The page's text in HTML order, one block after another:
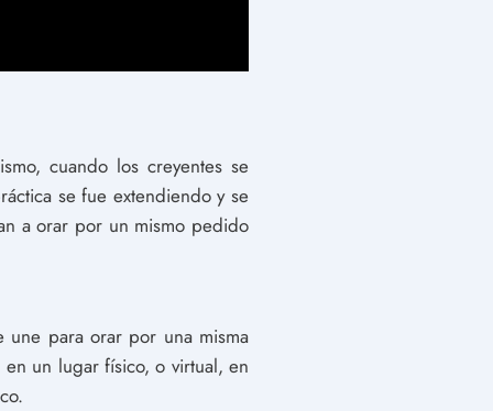
cuando los creyentes se
se fue extendiendo y se
a orar por un mismo pedido
une para orar por una misma
un lugar físico, o virtual, en